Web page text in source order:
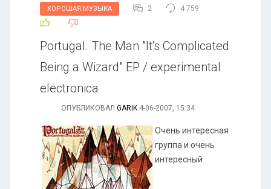
ХОРОШАЯ МУЗЫКА 2 4 759
Portugal. The Man "It's Complicated
Being a Wizard" EP / experimental
electronica
ОПУБЛИКОВАЛ GARIK 4-06-2007, 15:34
Очень интересная
группа и очень
интересный